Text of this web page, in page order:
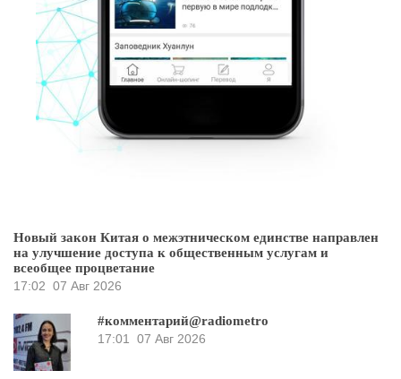
Новый закон Китая о межэтническом единстве направлен
на улучшение доступа к общественным услугам и
всеобщее процветание
17:02 07 Авг 2026
#комментарий@radiometro
17:01
07 Авг 2026